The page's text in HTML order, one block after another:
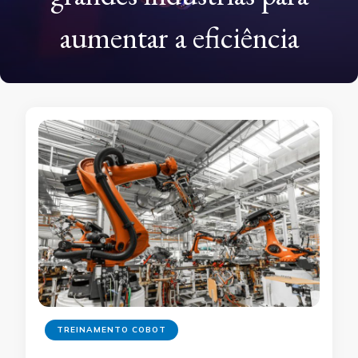
aumentar a eficiência
TREINAMENTO COBOT